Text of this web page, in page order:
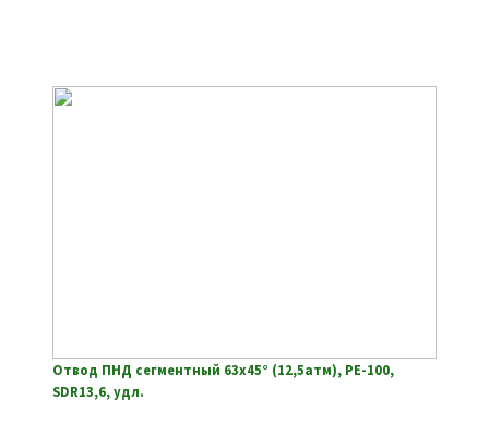
Отвод ПНД сегментный 63х45° (12,5атм), РЕ-100,
SDR13,6, удл.